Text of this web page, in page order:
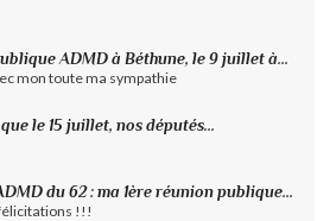
ADMD à Béthune, le 9 juillet à...
mon toute ma sympathie
le 15 juillet, nos députés...
du 62 : ma 1ère réunion publique...
!!!